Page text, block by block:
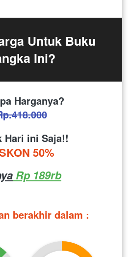
Untuk Buku
Ini?
Harganya?
Hari ini Saja!!
50%
Rp 189rb
berakhir dalam :